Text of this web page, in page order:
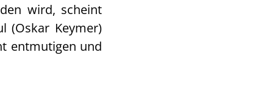
wird, scheint
(Oskar Keymer)
entmutigen und